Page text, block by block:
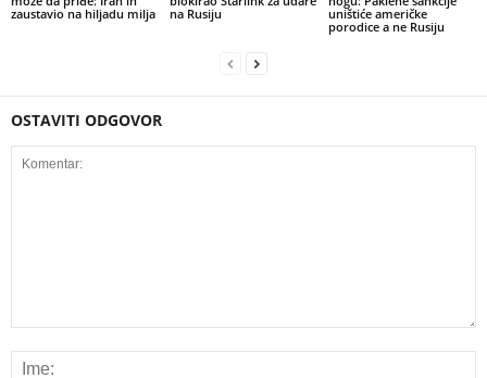
zaustavio na hiljadu milja
na Rusiju
uništiće američke
porodice a ne Rusiju
OSTAVITI ODGOVOR